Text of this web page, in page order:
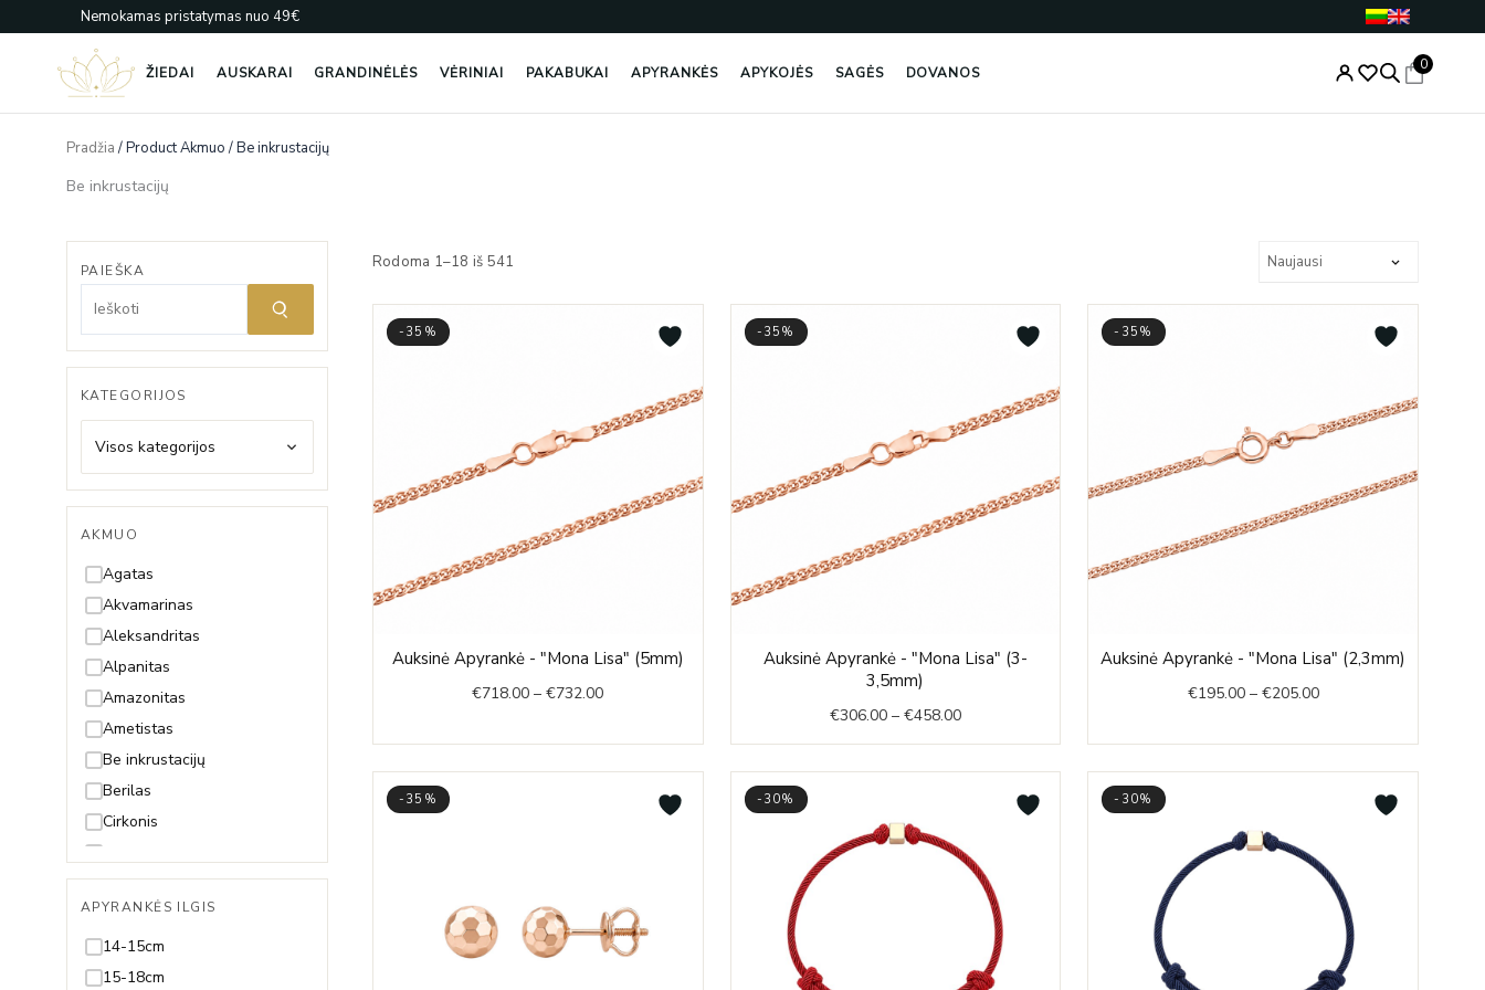
prie
Nemokamas pristatymas nuo 49€
ŽIEDAI AUSKARAI GRANDINĖLĖS VĖRINIAI PAKABUKAI APYRANKĖS APYKOJĖS SAGĖS DOVANOS 0
Pradžia/ Product Akmuo / Be inkrustacijų
Be inkrustacijų
PAIEŠKA
KATEGORIJOS
Visos kategorijos
AKMUO
Agatas
Akvamarinas
Aleksandritas
Alpanitas
Amazonitas
Ametistas
Be inkrustacijų
Berilas
Cirkonis
Deimantas
Gintaras
Granatas
Hematitas
APYRANKĖS ILGIS
14-15cm
15-18cm
Rodoma 1–18 iš 541
-35%
Auksinė Apyrankė - "Mona Lisa" (5mm)
€718.00 – €732.00
range:
€718.00
€732.00
-35%
Auksinė Apyrankė - "Mona Lisa" (3-
3,5mm)
€306.00 – €458.00
range:
through
€458.00
-35%
Auksinė Apyrankė - "Mona Lisa" (2,3mm)
€195.00 – €205.00
range:
€195.00
€205.00
-35% -30% -30%